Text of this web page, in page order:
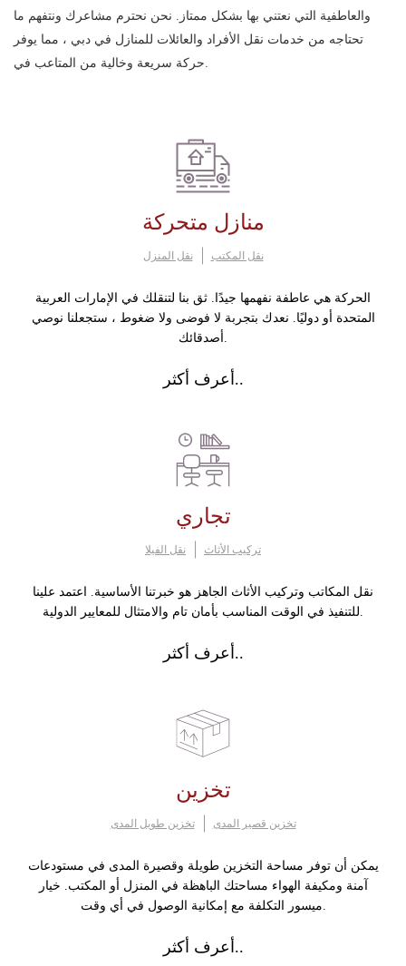
والعاطفية التي نعتني بها بشكل ممتاز. نحن نحترم مشاعرك ونتفهم ما
تحتاجه من خدمات نقل الأفراد والعائلات للمنازل في دبي ، مما يوفر
منازل متحركة
نقل المنزل نقل المكتب
الحركة هي عاطفة نفهمها جيدًا. ثق بنا لتنقلك في الإمارات العربية
المتحدة أو دوليًا. نعدك بتجربة لا فوضى ولا ضغوط ، ستجعلنا نوصي
أعرف أكثر..
تجاري
نقل الفيلا تركيب الأثاث
نقل المكاتب وتركيب الأثاث الجاهز هو خبرتنا الأساسية. اعتمد علينا
أعرف أكثر..
تخزين
تخزين طويل المدى تخزين قصير المدى
يمكن أن توفر مساحة التخزين طويلة وقصيرة المدى في مستودعات
آمنة ومكيفة الهواء مساحتك الباهظة في المنزل أو المكتب. خيار
أعرف أكثر..